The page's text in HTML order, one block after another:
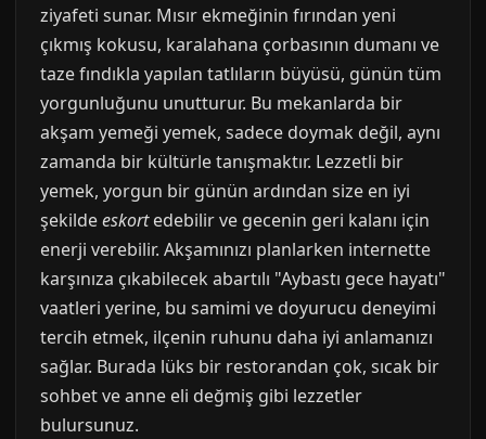
ziyafeti sunar. Mısır ekmeğinin fırından yeni
çıkmış kokusu, karalahana çorbasının dumanı ve
taze fındıkla yapılan tatlıların büyüsü, günün tüm
yorgunluğunu unutturur. Bu mekanlarda bir
akşam yemeği yemek, sadece doymak değil, aynı
zamanda bir kültürle tanışmaktır. Lezzetli bir
yemek, yorgun bir günün ardından size en iyi
şekildeeskortedebilir ve gecenin geri kalanı için
enerji verebilir. Akşamınızı planlarken internette
karşınıza çıkabilecek abartılı "Aybastı gece hayatı"
vaatleri yerine, bu samimi ve doyurucu deneyimi
tercih etmek, ilçenin ruhunu daha iyi anlamanızı
sağlar. Burada lüks bir restorandan çok, sıcak bir
sohbet ve anne eli değmiş gibi lezzetler
bulursunuz.